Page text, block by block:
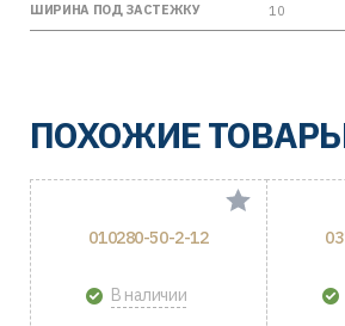
ШИРИНА ПОД ЗАСТЕЖКУ 10
ПОХОЖИЕ
010280-50-2-12
В наличии